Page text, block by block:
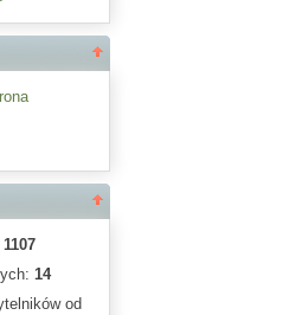
1107
14
od